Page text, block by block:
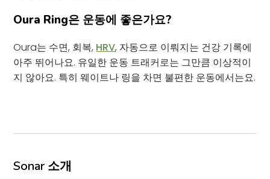
Oura Ring은 운동에 좋은가요?
Oura는 수면, 회복, HRV, 자동으로 이뤄지는 건강 기록에
아주 뛰어나요. 유일한 운동 트래커로는 그만큼 이상적이
지 않아요. 특히 웨이트나 링을 차면 불편한 운동에서는요.
Sonar 소개